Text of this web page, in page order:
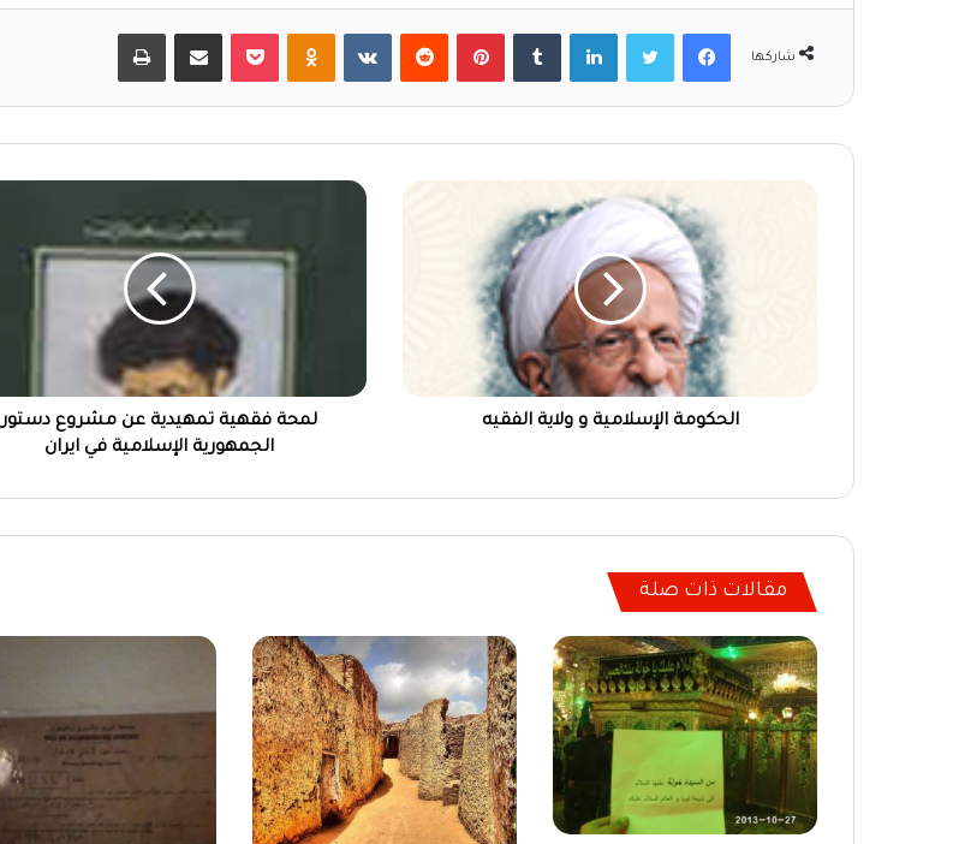
شاركها
فيسبوك لينكدإن بينتيريست بوكيت
الحكومة الإسلامية و ولاية الفقيه
لمحة فقهية تمهيدية عن مشروع دستور
الجمهورية الإسلامية في ايران
مقالات ذات صلة